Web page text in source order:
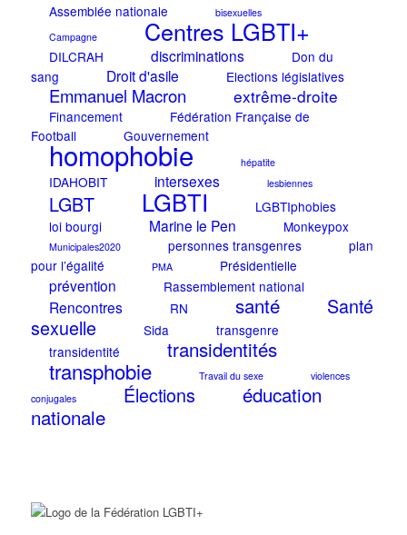
Assemblée nationale
bisexuelles
Campagne
Centres LGBTI+
DILCRAH discriminations
Don du
sang
Droit d'asile Elections législatives
Emmanuel Macron extrême-droite
Financement
Fédération Française de
Football
Gouvernement
homophobie hépatite
IDAHOBIT intersexes lesbiennes
LGBT LGBTI
LGBTIphobies
loi bourgi
Marine le Pen Monkeypox
Municipales2020 personnes transgenres
plan
pour l’égalité
PMA Présidentielle
prévention Rassemblement national
Rencontres RN santé
Santé
sexuelle
Sida
transgenre
transidentité
transidentités
transphobie Travail du sexe
violences
conjugales
Élections
éducation
nationale